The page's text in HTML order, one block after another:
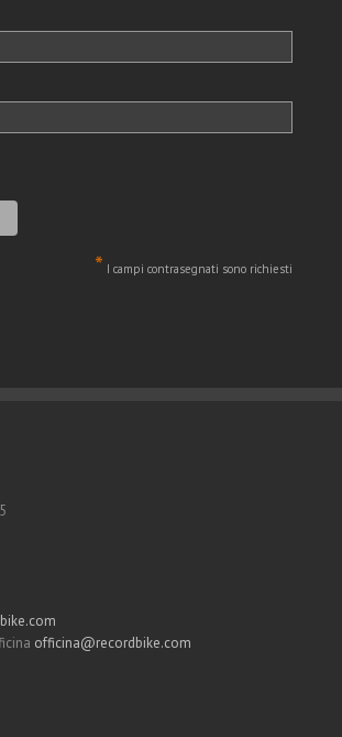
* I campi contrasegnati sono richiesti
officina@recordbike.com